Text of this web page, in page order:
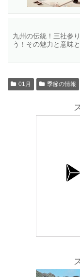
九州の伝統！三社参
う！その魅力と意味
01月 季節の情報